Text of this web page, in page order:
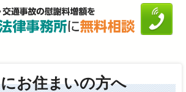
お住まいの方へ